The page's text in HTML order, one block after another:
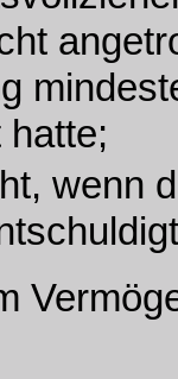
hatte;
wenn